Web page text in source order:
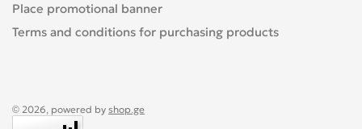
Place promotional banner
Terms and conditions for purchasing products
© 2026, powered by shop.ge